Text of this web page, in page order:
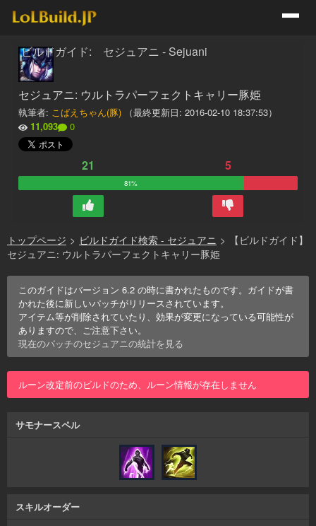
ビルドガイド: セジュアニ - Sejuani
セジュアニ: ウルトラパーフェクトキャリー豚姫
執筆者: こばえちゃん(豚) （最終更新日: 2016-02-10 18:37:53）
11,093
0
21 5
81%
トップページ > ビルドガイド検索 - セジュアニ >
【ビルドガイド】
セジュアニ: ウルトラパーフェクトキャリー豚姫
このガイドはバージョン6.2 の時に書かれたものです。ガイドが書
かれた後に新しいパッチがリリースされています。
アイテム等が削除されていたり、効果が変更になっている可能性が
ありますので、ご注意下さい。
現在のパッチのセジュアニの統計を見る
ルーン改定前のビルドのため、ルーン情報が存在しません
サモナースペル
スキルオーダー